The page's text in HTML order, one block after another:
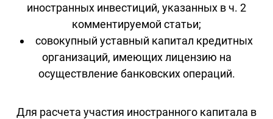
иностранных инвестиций, указанных в ч. 2
комментируемой статьи;
совокупный уставный капитал кредитных
организаций, имеющих лицензию на
осуществление банковских операций.
Для расчета участия иностранного капитала в